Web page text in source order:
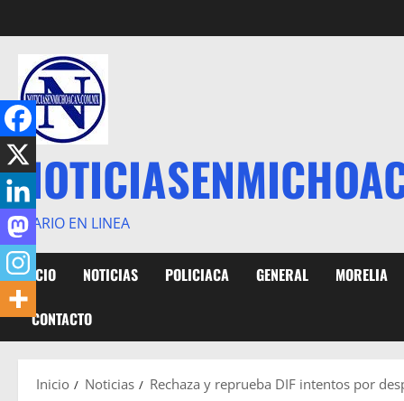
al
contenido
DIARIO EN LINEA
INICIO NOTICIAS POLICIACA GENERAL MORELIA
CONTACTO
Inicio Noticias Rechaza y reprueba DIF intentos por